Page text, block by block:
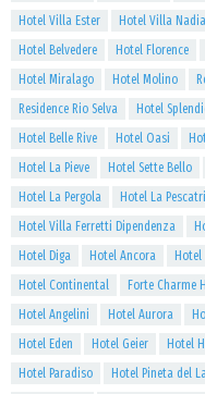
Hotel Villa Ester
Hotel Villa Nadia
Hotel Belvedere
Hotel Florence
Hotel Miralago
Hotel Molino
Residence Rio Selva
Hotel
Hotel Belle Rive
Hotel Oasi
Hotel La Pieve
Hotel Sette Bello
Hotel La Pergola
Hotel La
Hotel Villa Ferretti Dipendenza
Hotel Diga
Hotel Ancora
Hotel Continental
Forte Charme
Hotel Angelini
Hotel Aurora
Hotel Eden
Hotel Geier Hotel
Hotel Paradiso
Hotel Pineta del